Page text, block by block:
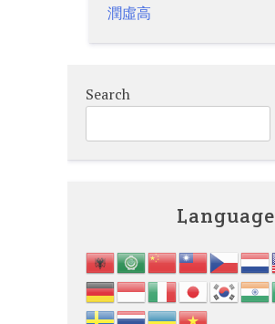
潤虛高
Search
Language